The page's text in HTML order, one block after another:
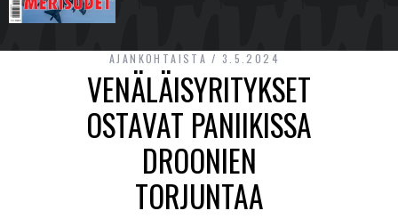
AJANKOHTAISTA 3.5.2024
VENÄLÄISYRITYKSET
OSTAVAT PANIIKISSA
DROONIEN
TORJUNTAA